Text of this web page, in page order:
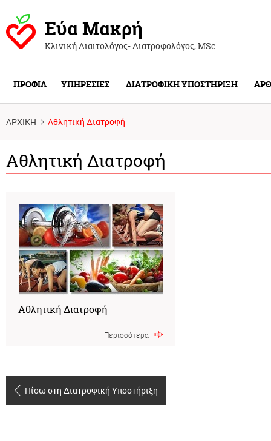
Εύα Μακρή
Κλινική Διαιτολόγος- Διατροφολόγος, ΜSc
ΠΡΟΦΙΛ ΥΠΗΡΕΣΙΕΣ ΔΙΑΤΡΟΦΙΚΗ ΥΠΟΣΤΗΡΙΞΗ
ΑΡΧΙΚΗ Αθλητική Διατροφή
Αθλητική Διατροφή
Αθλητική Διατροφή
Περισσότερα
Πίσω στη Διατροφική Υποστήριξη